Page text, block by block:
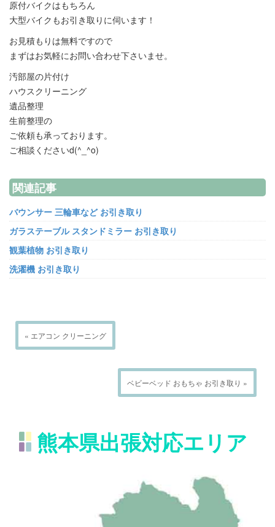
原付バイクはもちろん
大型バイクもお引き取りに伺います！
お見積もりは無料ですので
まずはお気軽にお問い合わせ下さいませ。
汚部屋の片付け
ハウスクリーニング
遺品整理
生前整理の
ご依頼も承っております。
ご相談くださいd(^_^o)
関連記事
バウンサー 三輪車など お引き取り
ガラステーブル スタンドミラー お引き取り
観葉植物 お引き取り
洗濯機 お引き取り
« エアコン クリーニング
ベビーベッド おもちゃ お引き取り »
熊本県出張対応エリア